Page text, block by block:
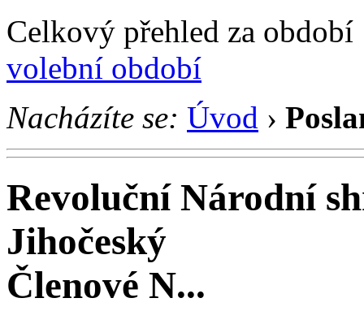
Celkový přehled za
volební období
Nacházíte se: Úvod ›
Revoluční Národní
Jihočeský
Členové N...